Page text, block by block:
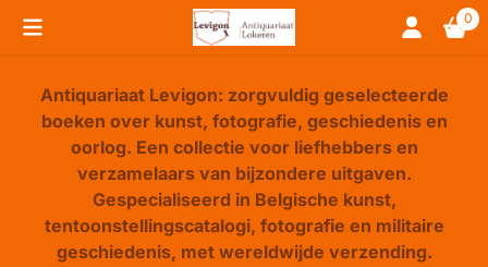
Cookievoorkeuren zijn beschikbaar. Kies instellingen of 0
Antiquariaat Levigon: zorgvuldig geselecteerde
boeken over kunst, fotografie, geschiedenis en
oorlog. Een collectie voor liefhebbers en
verzamelaars van bijzondere uitgaven.
Gespecialiseerd in Belgische kunst,
tentoonstellingscatalogi, fotografie en militaire
geschiedenis, met wereldwijde verzending.